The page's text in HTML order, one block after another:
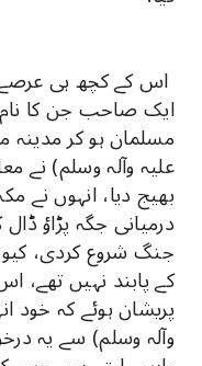
اس کے کچھ ہی عرصے
ایک صاحب جن کا نام
مسلمان ہو کر مدینہ
علیہ وآلہ وسلم) نے
بھیج دیا، انہوں نے
درمیانی جگہ پڑاؤ
جنگ شروع کردی،
کے پابند نہیں
پریشان ہوئے کہ خود
وآلہ وسلم) سے یہ